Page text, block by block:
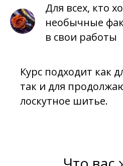
Для всех, кто
необычные
в свои работы
Курс подходит как
так и для
лоскутное шитье.